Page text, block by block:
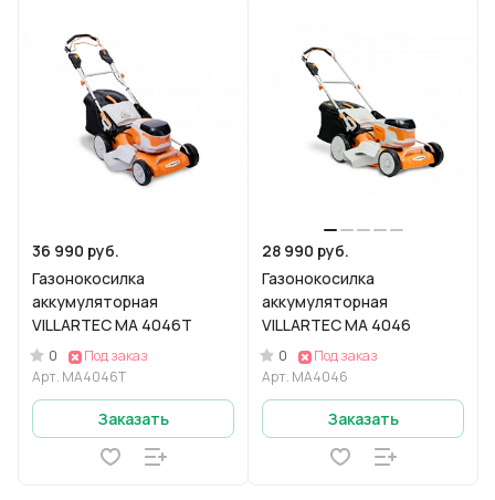
36 990 руб.
Газонокосилка
аккумуляторная
VILLARTEC MA 4046T
0
Под заказ
Арт. MA4046T
Заказать
28 990 руб.
Газонокосилка
аккумуляторная
VILLARTEC MA 4046
0
Под заказ
Арт. MA4046
Заказать